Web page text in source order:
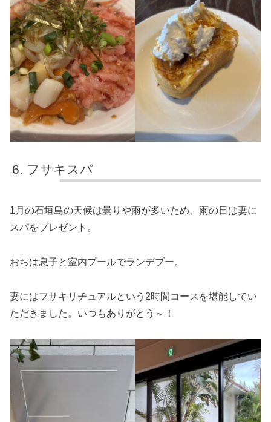
フサキスパ
1月の石垣島の天候は曇りや雨が多いため、雨の日は妻に
スパをプレゼント。
おぢは息子と室内プールでランデブー。
妻にはフサキリチュアルという2時間コースを堪能してい
ただきました。いつもありがとう～！